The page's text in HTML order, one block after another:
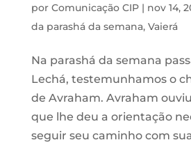
por Comunicação CIP| nov 14,
da parashá da semana, Vaierá
Na parashá da semana
Lechá, testemunhamos o
de Avraham. Avraham
que lhe deu a orientação
seguir seu caminho com